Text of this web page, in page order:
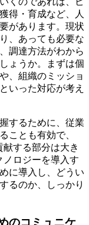
得・育成など、人
があります。現状
、あっても必要な
調達方法がわから
ょうか。まずは個
、組織のミッショ
いった対応が考え
するために、従業
ことも有効で、
する部分は大き
ノロジーを導入す
に導入し、どうい
るのか、しっかり
のコミュニケ